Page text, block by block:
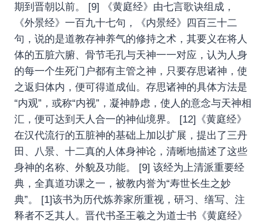
期到晋朝以前。 [9] 《黄庭经》由七言歌诀组成，
《外景经》一百九十七句，《内景经》四百三十二
句，说的是道教存神养气的修持之术，其要义在将人
体的五脏六腑、骨节毛孔与天神一一对应，认为人身
的每一个生死门户都有主管之神，只要存思诸神，使
之返归体内，便可得道成仙。存思诸神的具体方法是
“内观”，或称“内视”，凝神静虑，使人的意念与天神相
汇，便可达到天人合一的神仙境界。 [12]《黄庭经》
在汉代流行的五脏神的基础上加以扩展，提出了三丹
田、八景、十二真的人体身神论，清晰地描述了这些
身神的名称、外貌及功能。 [9] 该经为上清派重要经
典，全真道功课之一，被教内誉为“寿世长生之妙
典”。 [1]该书为历代炼养家所重视，研习、缮写、注
释者不乏其人。晋代书圣王羲之为道士书《黄庭经》